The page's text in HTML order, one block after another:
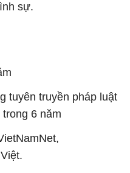
sự.
tuyên truyền pháp luật
6 năm